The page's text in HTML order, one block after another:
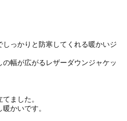
っかりと防寒してくれる暖かいジ
幅が広がるレザーダウンジャケッ
ました。
かいです。